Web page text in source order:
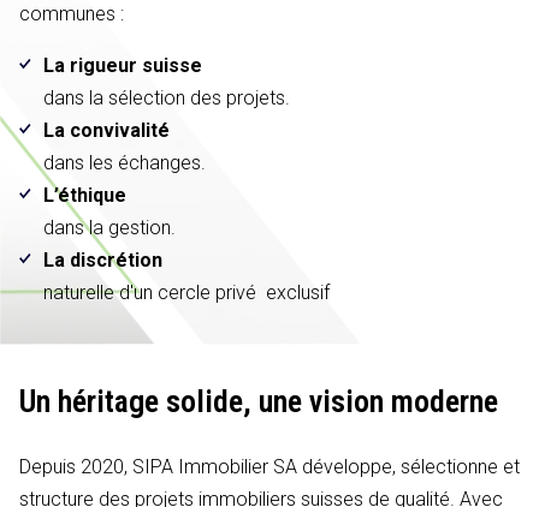
communes :
La rigueur suisse
dans la sélection des projets.
La convivalité
dans les échanges.
L’éthique
dans la gestion.
La discrétion
naturelle d'un cercle privé exclusif
Un héritage solide, une vision moderne
Depuis 2020, SIPA Immobilier SA développe, sélectionne et
structure des projets immobiliers suisses de qualité. Avec